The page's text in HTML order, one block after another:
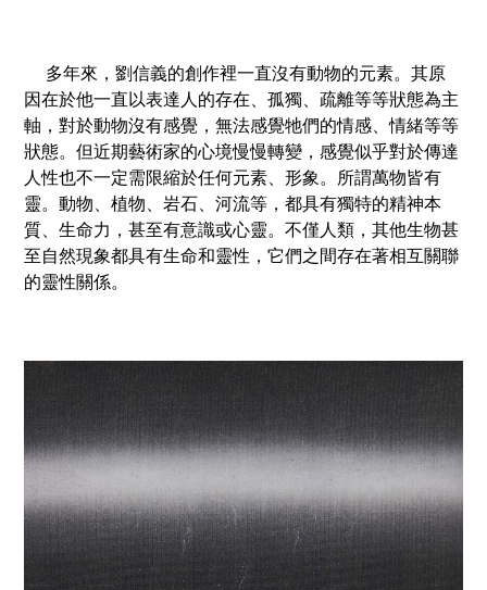
多年來，劉信義的創作裡一直沒有動物的元素。其原
因在於他一直以表達人的存在、孤獨、疏離等等狀態為主
軸，對於動物沒有感覺，無法感覺牠們的情感、情緒等等
狀態。但近期藝術家的心境慢慢轉變，感覺似乎對於傳達
人性也不一定需限縮於任何元素、形象。所謂萬物皆有
靈。動物、植物、岩石、河流等，都具有獨特的精神本
質、生命力，甚至有意識或心靈。不僅人類，其他生物甚
至自然現象都具有生命和靈性，它們之間存在著相互關聯
的靈性關係。